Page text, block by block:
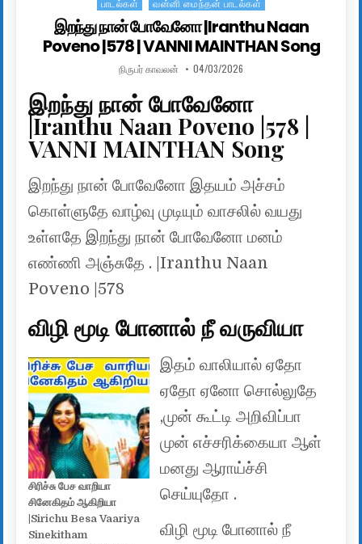
Posted in
இறந்து நான் போவேனோ |Iranthu Naan
Poveno |578 | VANNI MAINTHAN Song
AUTHOR:
நிருபர் காவலன் PUBLISHED DATE:
04/03/2026
இறந்து நான் போவேனோ
|Iranthu Naan Poveno |578 |
VANNI MAINTHAN Song
இறந்து நான் போவேனோ இதயம் அச்சம்
கொள்ளுதே வாழ்வு முடியும் வாசலில் வயது
உள்ளதே இறந்து நான் போவேனோ மனம்
எண்ணி அஞ்சுதே . |Iranthu Naan
Poveno |578
விழி மூடி போனால் நீ வருவியா
சிரிச்சு பேச வாறியா
சினேகிதம் ஆகிறியா
|Sirichu Besa Vaariya
Sinekitham
இதம் வாலியால் ஏதோ
ஏதோ ஏனோ சொல்லுதே
,முன் கூட்டி அறிவிப்பா
முன் எச்சரிக்கையா ஆள்
மனது ஆராய்ச்சி
செய்யுதோ .
விழி மூடி போனால் நீ